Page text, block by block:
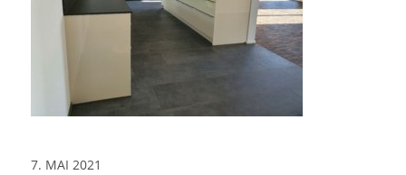
7. MAI 2021